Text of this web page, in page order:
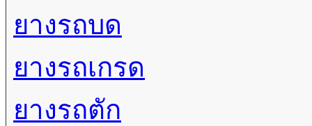
ยางรถบด
ยางรถเกรด
ยางรถตัก